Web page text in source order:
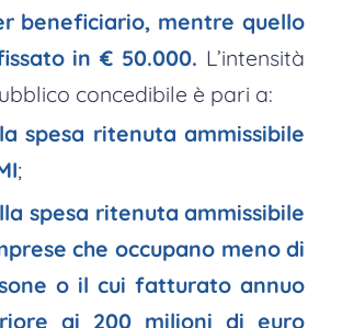
beneficiario, mentre quello
in € 50.000. L’intensità
concedibile è pari a:
spesa ritenuta ammissibile
;
spesa ritenuta ammissibile
che occupano meno di
o il cui fatturato annuo
ai 200 milioni di euro